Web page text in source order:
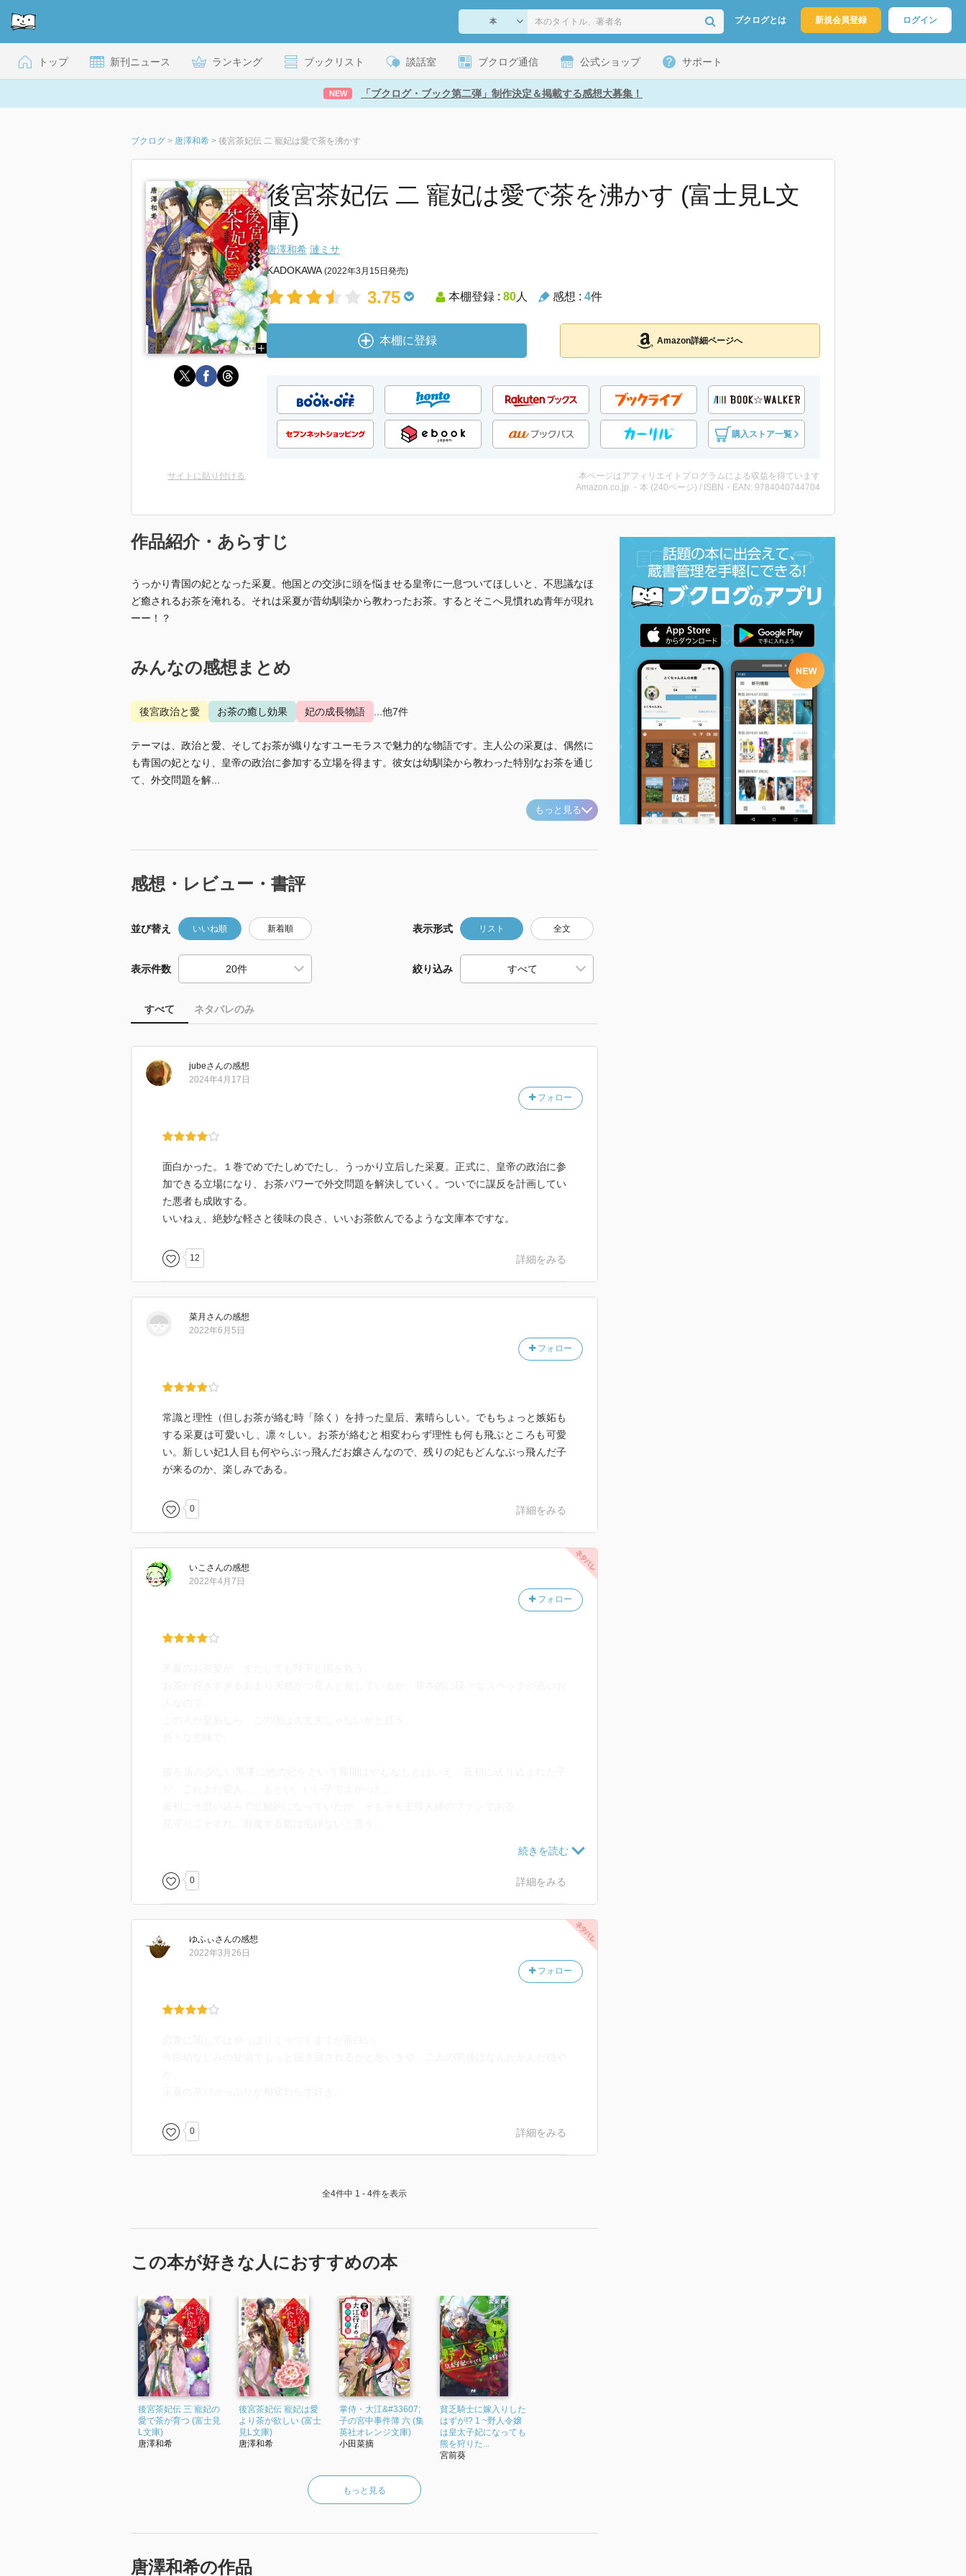
ブクログとは 新規会員登録 ログイン
トップ 新刊ニュース ランキング ブックリスト 談話室 ブクログ通信 公式ショップ サポート
NEW 「ブクログ・ブック第二弾」制作決定＆掲載する感想大募集！
ブクログ > 唐澤和希 > 後宮茶妃伝 二 寵妃は愛で茶を沸かす
後宮茶妃伝 二 寵妃は愛で茶を沸かす (富士見L文
庫)
唐澤和希 漣ミサ
KADOKAWA(2022年3月15日発売)
3.75 本棚登録 : 80人 感想 : 4件
本棚に登録 Amazon詳細ページへ
購入ストア一覧
サイトに貼り付ける
本ページはアフィリエイトプログラムによる収益を得ています
Amazon.co.jp ・本 (240ページ) / ISBN・EAN: 9784040744704
作品紹介・あらすじ
うっかり青国の妃となった采夏。他国との交渉に頭を悩ませる皇帝に一息ついてほしいと、不思議なほ
ど癒されるお茶を淹れる。それは采夏が昔幼馴染から教わったお茶。するとそこへ見慣れぬ青年が現れ
ーー！？
みんなの感想まとめ
後宮政治と愛 お茶の癒し効果 妃の成長物語 ...他7件
テーマは、政治と愛、そしてお茶が織りなすユーモラスで魅力的な物語です。主人公の采夏は、偶然に
も青国の妃となり、皇帝の政治に参加する立場を得ます。彼女は幼馴染から教わった特別なお茶を通じ
て、外交問題を解...
もっと見る
感想・レビュー・書評
並び替え いいね順 新着順 表示形式 リスト 全文
表示件数 絞り込み
すべて ネタバレのみ
jubeさんの感想
フォロー
2024年4月17日
面白かった。１巻でめでたしめでたし、うっかり立后した采夏。正式に、皇帝の政治に参
加できる立場になり、お茶パワーで外交問題を解決していく。ついでに謀反を計画してい
た悪者も成敗する。
いいねぇ、絶妙な軽さと後味の良さ、いいお茶飲んでるような文庫本ですな。
12 詳細をみる
菜月 さんの感想
フォロー
2022年6月5日
常識と理性（但しお茶が絡む時「除く）を持った皇后、素晴らしい。でもちょっと嫉妬も
する采夏は可愛いし、凛々しい。お茶が絡むと相変わらず理性も何も飛ぶところも可愛
い。新しい妃1人目も何やらぶっ飛んだお嬢さんなので、残りの妃もどんなぶっ飛んだ子
が来るのか、楽しみである。
0 詳細をみる
いこ さんの感想
フォロー
2022年4月7日
同じ釆夏を愛する者同士。
先に出会ったのは、今回登場した「彼」の方が早かったものの、お茶を通じて主役二人の
る。
それは、王位簒奪を企む輩の登場。
0 詳細をみる
ゆふぃさんの感想
フォロー
2022年3月26日
0 詳細をみる
全4件中 1 - 4件を表示
この本が好きな人におすすめの本
後宮茶妃伝 三 寵妃の
愛で茶が育つ (富士見
L文庫)
唐澤和希
後宮茶妃伝 寵妃は愛
より茶が欲しい (富士
見L文庫)
唐澤和希
掌侍・大江&#33607;
子の宮中事件簿 六 (集
英社オレンジ文庫)
小田菜摘
貧乏騎士に嫁入りした
はずが!? 1 ~野人令嬢
は皇太子妃になっても
熊を狩りた...
宮前葵
もっと見る
唐澤和希の作品